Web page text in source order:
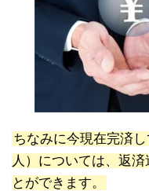
ちなみに今現在完済
人）については、返
とができます。